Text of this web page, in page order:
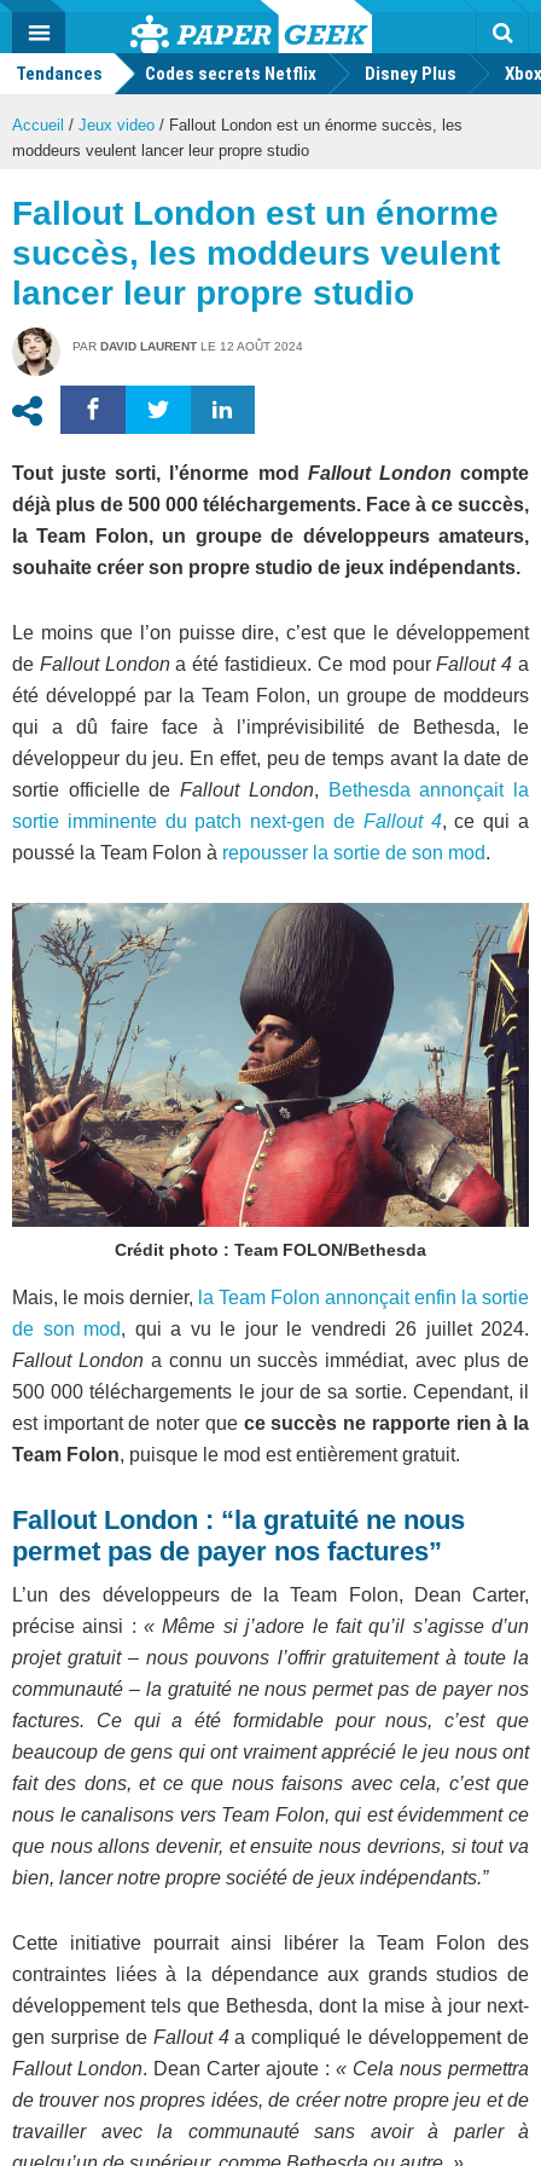
Actu
geek
MENU
Tendances Codes secrets Netflix Disney Plus
Accueil / Jeux video / Fallout London est un énorme succès, les
moddeurs veulent lancer leur propre studio
Fallout London est un énorme
succès, les moddeurs veulent
lancer leur propre studio
PAR DAVID LAURENT LE 12 AOÛT 2024
Tout juste sorti, l’énorme mod Fallout London compte
déjà plus de 500 000 téléchargements. Face à ce succès,
la Team Folon, un groupe de développeurs amateurs,
souhaite créer son propre studio de jeux indépendants.
Le moins que l’on puisse dire, c’est que le développement
de Fallout Londona été fastidieux. Ce mod pourFallout 4 a
été développé par la Team Folon, un groupe de moddeurs
qui a dû faire face à l’imprévisibilité de Bethesda, le
développeur du jeu. En effet, peu de temps avant la date de
sortie officielle deFallout London, Bethesda annonçait la
sortie imminente du patch next-gen de Fallout 4, ce qui a
poussé la Team Folon à repousser la sortie de son mod.
Crédit photo : Team FOLON/Bethesda
Mais, le mois dernier, la Team Folon annonçait enfin la sortie
de son mod, qui a vu le jour le vendredi 26 juillet 2024.
Fallout Londona connu un succès immédiat, avec plus de
500 000 téléchargements le jour de sa sortie. Cependant, il
est important de noter que ce succès ne rapporte rien à la
Team Folon, puisque le mod est entièrement gratuit.
Fallout London : “la gratuité ne nous
permet pas de payer nos factures”
L’un des développeurs de la Team Folon, Dean Carter,
précise ainsi :« Même si j’adore le fait qu’il s’agisse d’un
projet gratuit – nous pouvons l’offrir gratuitement à toute la
communauté – la gratuité ne nous permet pas de payer nos
factures. Ce qui a été formidable pour nous, c’est que
beaucoup de gens qui ont vraiment apprécié le jeu nous ont
fait des dons, et ce que nous faisons avec cela, c’est que
nous le canalisons vers Team Folon, qui est évidemment ce
que nous allons devenir, et ensuite nous devrions, si tout va
bien, lancer notre propre société de jeux indépendants.”
Cette initiative pourrait ainsi libérer la Team Folon des
contraintes liées à la dépendance aux grands studios de
développement tels que Bethesda, dont la mise à jour next-
gen surprise de Fallout 4a compliqué le développement de
Fallout London. Dean Carter ajoute : « Cela nous permettra
de trouver nos propres idées, de créer notre propre jeu et de
travailler avec la communauté sans avoir à parler à
Mode
FacebookTwitter Youtube